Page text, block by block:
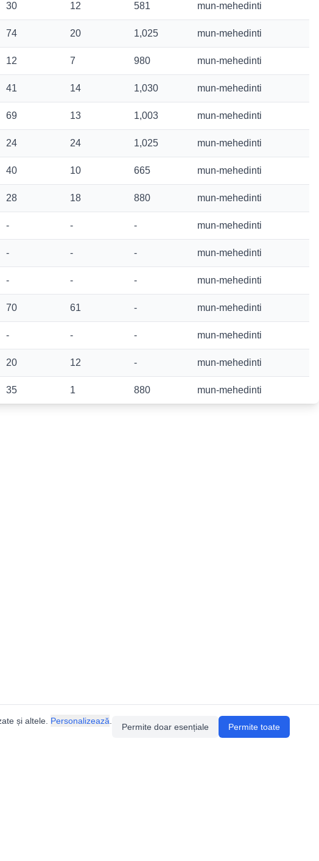
30 12 581 mun-mehedinti
74 20 1,025 mun-mehedinti
12 7 980 mun-mehedinti
41 14 1,030 mun-mehedinti
69 13 1,003 mun-mehedinti
24 24 1,025 mun-mehedinti
40 10 665 mun-mehedinti
28 18 880 mun-mehedinti
- - - mun-mehedinti
- - - mun-mehedinti
- - - mun-mehedinti
70 61 - mun-mehedinti
- - - mun-mehedinti
20 12 - mun-mehedinti
35 1 880 mun-mehedinti
și altele. Personalizează
Permite doar esențiale Permite toate